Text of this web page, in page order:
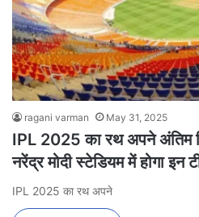
ragani varman May 31, 2025
IPL 2025 का रथ अपने अंतिम
नरेंद्र मोदी स्टेडियम में होगा इन
IPL 2025 का रथ अपने